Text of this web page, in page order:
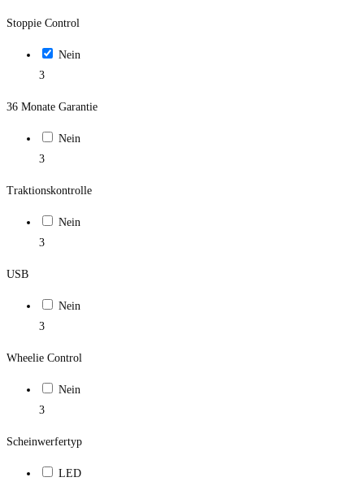
Stoppie Control
Nein
3
36 Monate Garantie
Nein
3
Traktionskontrolle
Nein
3
USB
Nein
3
Wheelie Control
Nein
3
Scheinwerfertyp
LED